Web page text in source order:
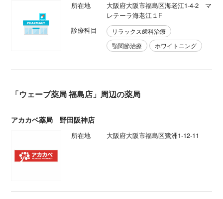
所在地
大阪府大阪市福島区海老江1-4-2 マ
レテーラ海老江１F
診療科目
リラックス歯科治療
顎関節治療
ホワイトニング
「ウェーブ薬局 福島店」周辺の薬局
アカカベ薬局 野田阪神店
所在地 大阪府大阪市福島区鷺洲1-12-11